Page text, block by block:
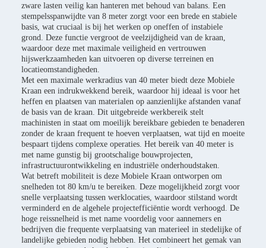
zware lasten veilig kan hanteren met behoud van balans. Een
stempelsspanwijdte van 8 meter zorgt voor een brede en stabiele
basis, wat cruciaal is bij het werken op oneffen of instabiele
grond. Deze functie vergroot de veelzijdigheid van de kraan,
waardoor deze met maximale veiligheid en vertrouwen
hijswerkzaamheden kan uitvoeren op diverse terreinen en
locatieomstandigheden.
Met een maximale werkradius van 40 meter biedt deze Mobiele
Kraan een indrukwekkend bereik, waardoor hij ideaal is voor het
heffen en plaatsen van materialen op aanzienlijke afstanden vanaf
de basis van de kraan. Dit uitgebreide werkbereik stelt
machinisten in staat om moeilijk bereikbare gebieden te benaderen
zonder de kraan frequent te hoeven verplaatsen, wat tijd en moeite
bespaart tijdens complexe operaties. Het bereik van 40 meter is
met name gunstig bij grootschalige bouwprojecten,
infrastructuurontwikkeling en industriële onderhoudstaken.
Wat betreft mobiliteit is deze Mobiele Kraan ontworpen om
snelheden tot 80 km/u te bereiken. Deze mogelijkheid zorgt voor
snelle verplaatsing tussen werklocaties, waardoor stilstand wordt
verminderd en de algehele projectefficiëntie wordt verhoogd. De
hoge reissnelheid is met name voordelig voor aannemers en
bedrijven die frequente verplaatsing van materieel in stedelijke of
landelijke gebieden nodig hebben. Het combineert het gemak van